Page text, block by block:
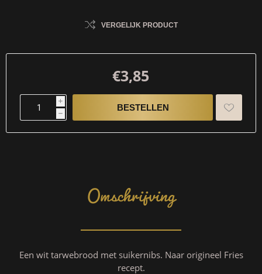
VERGELIJK PRODUCT
€3,85
i
h
Omschrijving
Een wit tarwebrood met suikernibs. Naar origineel Fries
recept.